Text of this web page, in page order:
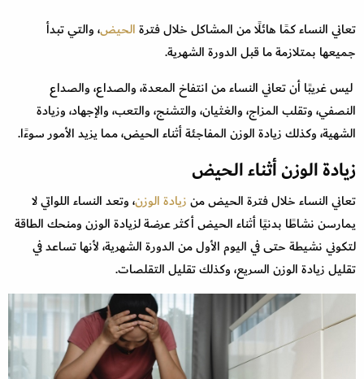
تعاني النساء كمًا هائلًا من المشاكل خلال فترةالحيض، والتي تبدأ
جميعها بمتلازمة ما قبل الدورة الشهرية.
ليس غريبًا أن تعاني النساء من انتفاخ المعدة، والصداع، والصداع
النصفي، وتقلب المزاج، والغثيان، والتشنج، والتعب، والإجهاد، وزيادة
الشهية، وكذلك زيادة الوزن المفاجئة أثناء الحيض، مما يزيد الأمور سوءًا.
زيادة الوزن أثناء الحيض
تعاني النساء خلال فترة الحيض منزيادة الوزن، وتعد النساء اللواتي لا
يمارسن نشاطًا بدنيًا أثناء الحيض أكثر عرضة لزيادة الوزن ومنحك الطاقة
لتكوني نشيطة حتى في اليوم الأول من الدورة الشهرية، لأنها تساعد في
تقليل زيادة الوزن السريع، وكذلك تقليل التقلصات.